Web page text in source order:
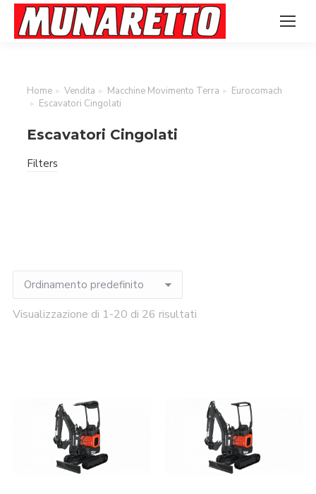
Escavatori Cingolati
Filters
Tu sei qui:
Home Vendita Macchine Movimento Terra
Eurocomach
Escavatori Cingolati
Visualizzazione di 1-20 di 26 risultati